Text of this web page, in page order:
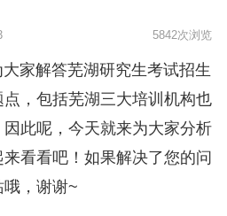
5842次浏览
家解答芜湖研究生考试招生
，包括芜湖三大培训机构也
此呢，今天就来为大家分析
看看吧！如果解决了您的问
，谢谢~